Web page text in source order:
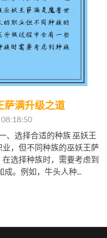
萨满升级之道
、选择合适的种族 巫妖王
，但不同种族的巫妖王萨
选择种族时，需要考虑到
。例如，牛头人种...